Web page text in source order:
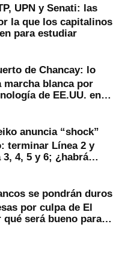
UPN y Senati: las
la que los capitalinos
para estudiar
de Chancay: lo
marcha blanca por
de EE.UU. en
anuncia “shock”
terminar Línea 2 y
4, 5 y 6; ¿habrá
se pondrán duros
por culpa de El
qué será bueno para